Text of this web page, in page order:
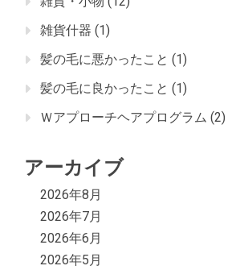
雑貨什器 (1)
髪の毛に悪かったこと (1)
髪の毛に良かったこと (1)
Ｗアプローチヘアプログラム (2)
アーカイブ
2026年8月
2026年7月
2026年6月
2026年5月